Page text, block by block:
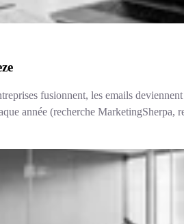
fusionnent, les emails
année (recherche